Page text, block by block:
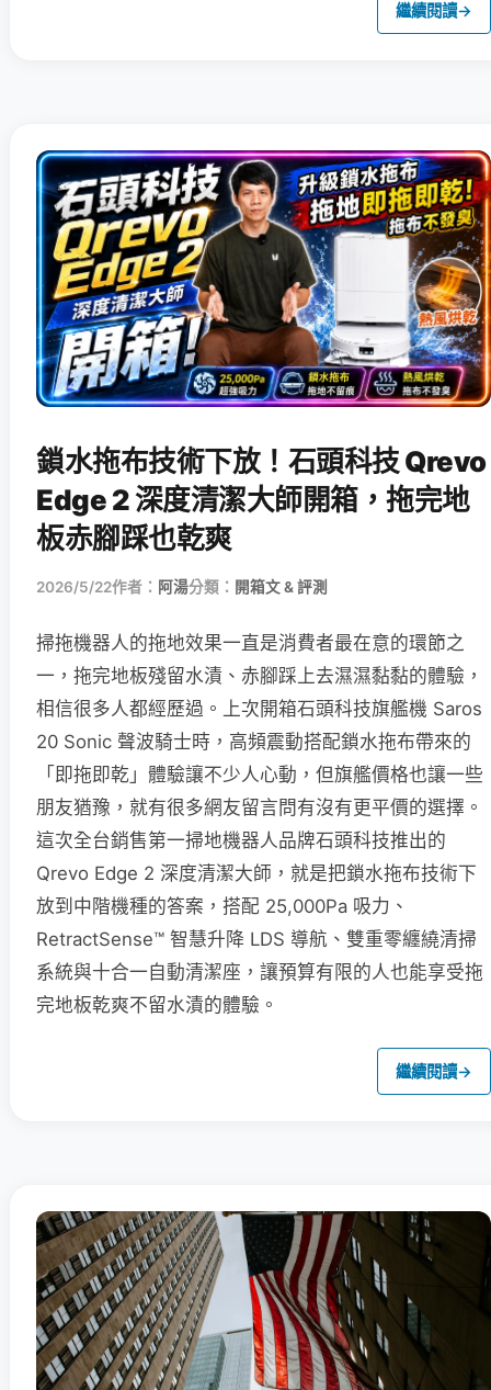
繼續閱讀→
鎖水拖布技術下放！石頭科技 Qrevo
Edge 2 深度清潔大師開箱，拖完地
板赤腳踩也乾爽
2026/5/22作者： 阿湯分類： 開箱文 & 評測
掃拖機器人的拖地效果一直是消費者最在意的環節之
一，拖完地板殘留水漬、赤腳踩上去濕濕黏黏的體驗，
相信很多人都經歷過。上次開箱石頭科技旗艦機 Saros
20 Sonic 聲波騎士時，高頻震動搭配鎖水拖布帶來的
「即拖即乾」體驗讓不少人心動，但旗艦價格也讓一些
朋友猶豫，就有很多網友留言問有沒有更平價的選擇。
這次全台銷售第一掃地機器人品牌石頭科技推出的
Qrevo Edge 2 深度清潔大師，就是把鎖水拖布技術下
放到中階機種的答案，搭配 25,000Pa 吸力、
RetractSense™ 智慧升降 LDS 導航、雙重零纏繞清掃
系統與十合一自動清潔座，讓預算有限的人也能享受拖
完地板乾爽不留水漬的體驗。
繼續閱讀→